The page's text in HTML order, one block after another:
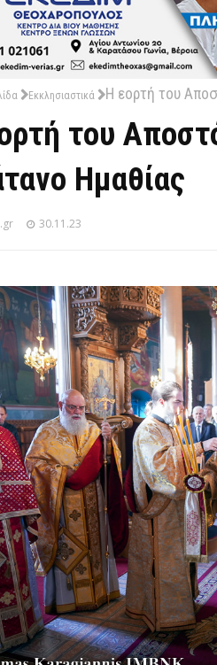
Εκκλησιαστικά Η εορτή του
του
Ημαθίας
30.11.23